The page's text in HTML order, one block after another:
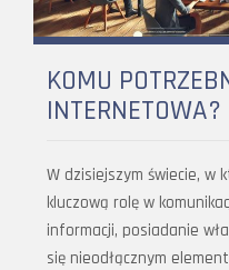
KOMU
INTERNETOWA?
W dzisiejszym świecie,
kluczową rolę w
informacji, posiadanie
się nieodłącznym